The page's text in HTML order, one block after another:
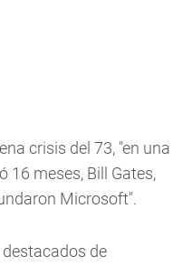
crisis del 73, "en una
16 meses, Bill Gates,
Microsoft".
de